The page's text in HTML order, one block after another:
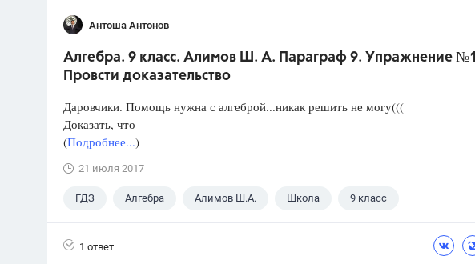
Антоша Антонов
Алгебра. 9 класс. Алимов Ш. А. Параграф 9. Упражнение
Провсти доказательство
Даровчики. Помощь нужна с алгеброй...никак решить не могу(((
Доказать, что -
(Подробнее...)
21 июля 2017
ГДЗ Алгебра Алимов Ш.А. Школа 9 класс
1 ответ